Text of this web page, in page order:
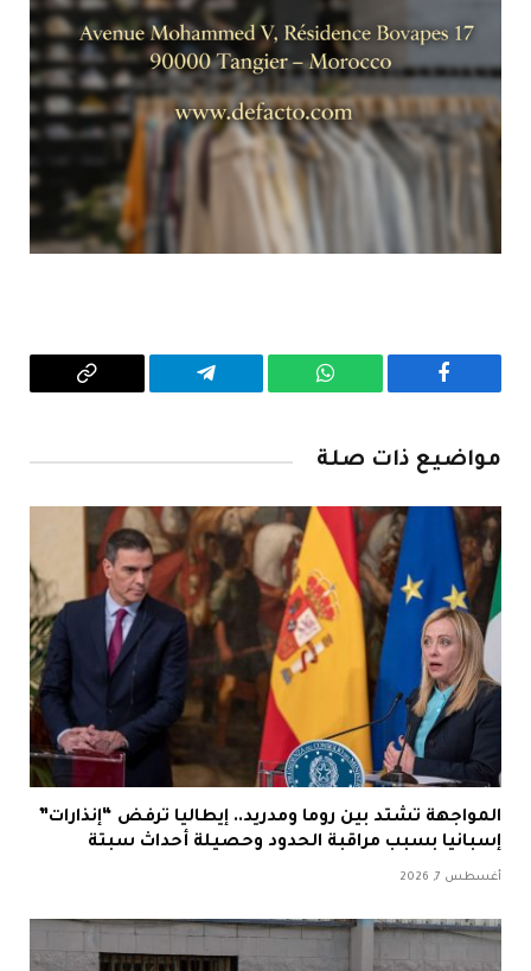
فيسبوك واتساب تيلقرام
Copy
مواضيع ذات صلة
المواجهة تشتد بين روما ومدريد.. إيطاليا ترفض “إنذارات”
إسبانيا بسبب مراقبة الحدود وحصيلة أحداث سبتة
أغسطس 7, 2026